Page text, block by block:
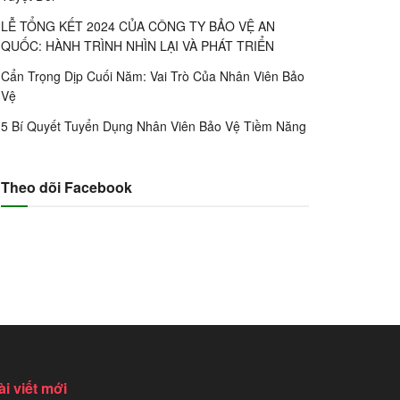
LỄ TỔNG KẾT 2024 CỦA CÔNG TY BẢO VỆ AN
QUỐC: HÀNH TRÌNH NHÌN LẠI VÀ PHÁT TRIỂN
Cẩn Trọng Dịp Cuối Năm: Vai Trò Của Nhân Viên Bảo
Vệ
5 Bí Quyết Tuyển Dụng Nhân Viên Bảo Vệ Tiềm Năng
Theo dõi Facebook
viết mới